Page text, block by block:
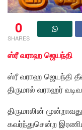
0
SHARES
ஸ்ரீ வராஹ ஜெயந்தி
ஸ்ரீ வராஹ ஜெயந்தி
திருமால் வராஹர்
திருமாலின்
கவர்ந்துசென்ற